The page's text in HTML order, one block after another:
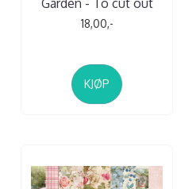
18,00,-
KJØP